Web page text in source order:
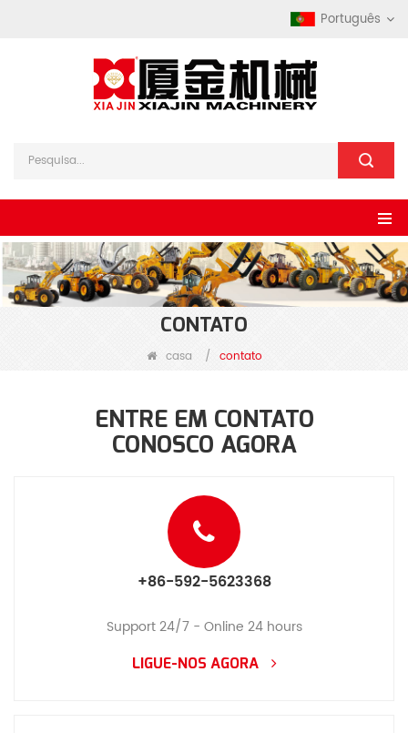
Português
CONTATO
casa / contato
ENTRE EM CONTATO
CONOSCO AGORA
+86-592-5623368
Support 24/7 - Online 24 hours
LIGUE-NOS AGORA